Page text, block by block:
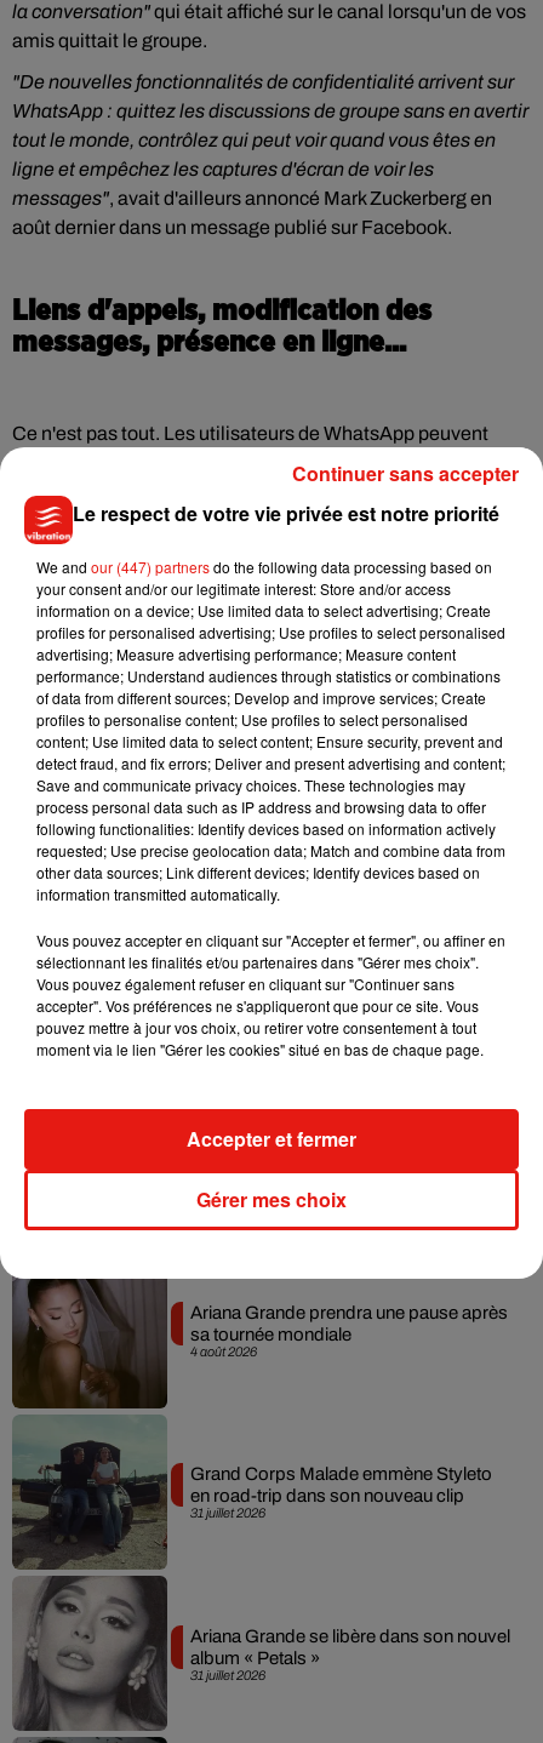
la conversation"qui était affiché sur le canal lorsqu'un de vos
amis quittait le groupe.
"De nouvelles fonctionnalités de confidentialité arrivent sur
WhatsApp : quittez les discussions de groupe sans en avertir
tout le monde, contrôlez qui peut voir quand vous êtes en
ligne et empêchez les captures d'écran de voir les
messages", avait d'ailleurs annoncé Mark Zuckerberg en
août dernier dans un message publié sur Facebook.
Liens d'appels, modification des
messages, présence en ligne...
Ce n'est pas tout. Les utilisateurs de WhatsApp peuvent
choisir qui voit quand ils sont en ligne
quand nos proches sont en ligne nous donne un sentiment
de connexion aux autres. Pourtant, nous souhaitons parfois
consulter notre compte WhatsApp discrètement"
l’entreprise. L'application offre aussi la possibilité aux admins
de supprimer les messages pour tous et aux membres de
voir qui l’a supprimé. Autre ajout : il est maintenant possible
de générer des liens d'appelsà l'instar de Zoom, FaceTime
ou Google Meet, afin de convier plusieurs personnes à un
appel audio ou vidéo. Enfin, WhatsApp permet dorénavant
deréagir aux statuts partagés par les utilisateurs, comme
sur les Stories Instagam.
Musique
5 août 2026
Benny Blanco invite Selena Gomez et
Becky G sur son nouveau single
4 août 2026
Tiny Desk invite Charlie Puth pour une
live session solaire
4 août 2026
Ariana Grande prendra une pause après
sa tournée mondiale
31 juillet 2026
Grand Corps Malade emmène Styleto
en road-trip dans son nouveau clip
31 juillet 2026
Ariana Grande se libère dans son nouvel
album « Petals »
Le respect de votre vie privée est notre priorité
We and our (447) partnersdo the following data processing based on
your consent and/or our legitimate interest: Store and/or access
information on a device; Use limited data to select advertising; Create
profiles for personalised advertising; Use profiles to select personalised
advertising; Measure advertising performance; Measure content
performance; Understand audiences through statistics or combinations
of data from different sources; Develop and improve services; Create
profiles to personalise content; Use profiles to select personalised
content; Use limited data to select content; Ensure security, prevent and
detect fraud, and fix errors; Deliver and present advertising and content;
Save and communicate privacy choices. These technologies may
process personal data such as IP address and browsing data to offer
following functionalities: Identify devices based on information actively
requested; Use precise geolocation data; Match and combine data from
other data sources; Link different devices; Identify devices based on
information transmitted automatically.
Vous pouvez accepter en cliquant sur "Accepter et fermer", ou affiner en
sélectionnant les finalités et/ou partenaires dans "Gérer mes choix".
Vous pouvez également refuser en cliquant sur "Continuer sans
accepter". Vos préférences ne s'appliqueront que pour ce site. Vous
pouvez mettre à jour vos choix, ou retirer votre consentement à tout
moment via le lien "Gérer les cookies" situé en bas de chaque page.
Gérer mes choix
Accepter et fermer
Continuer sans accepter